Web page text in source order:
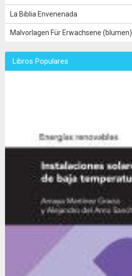
La Biblia Envenenada
Malvorlagen Für Erwachsene (blumen)
Libros Populares